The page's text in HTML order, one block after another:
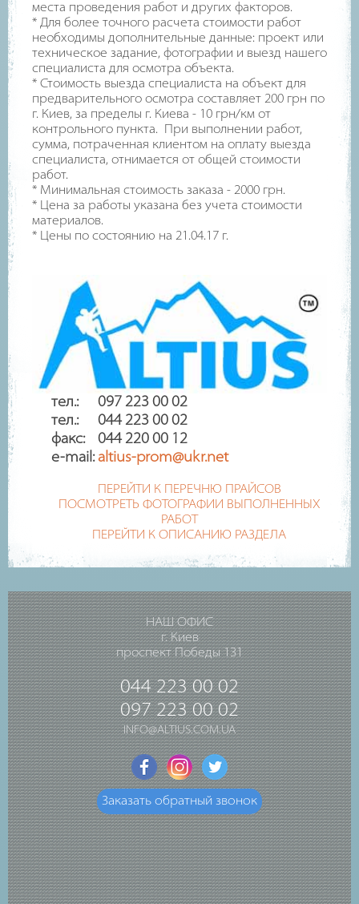
места проведения работ и других факторов.
* Для более точного расчета стоимости работ
необходимы дополнительные данные: проект или
техническое задание, фотографии и выезд нашего
специалиста для осмотра объекта.
* Стоимость выезда специалиста на объект для
предварительного осмотра составляет 200 грн по
г. Киев, за пределы г. Киева - 10 грн/км от
контрольного пункта. При выполнении работ,
сумма, потраченная клиентом на оплату выезда
специалиста, отнимается от общей стоимости
работ.
* Минимальная стоимость заказа - 2000 грн.
* Цена за работы указана без учета стоимости
материалов.
* Цены по состоянию на 21.04.17 г.
тел.: 097 223 00 02
тел.: 044 223 00 02
факс: 044 220 00 12
e-mail:altius-prom@ukr.net
ПЕРЕЙТИ К ПЕРЕЧНЮ ПРАЙСОВ
ПОСМОТРЕТЬ ФОТОГРАФИИ ВЫПОЛНЕННЫХ
РАБОТ
ПЕРЕЙТИ К ОПИСАНИЮ РАЗДЕЛА
НАШ ОФИС
г. Киев
проспект Победы 131
044 223 00 02
097 223 00 02
INFO@ALTIUS.COM.UA
Заказать обратный звонок